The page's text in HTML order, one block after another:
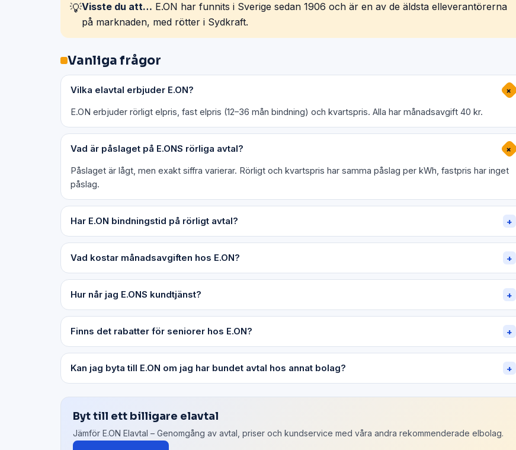
💡Visste du att… E.ON har funnits i Sverige sedan 1906 och är en av de äldsta elleverantörerna
på marknaden, med rötter i Sydkraft.
Vanliga frågor
Vilka elavtal erbjuder E.ON? +
E.ON erbjuder rörligt elpris, fast elpris (12–36 mån bindning) och kvartspris. Alla har månadsavgift 40 kr.
Vad är påslaget på E.ONS rörliga avtal? +
Påslaget är lågt, men exakt siffra varierar. Rörligt och kvartspris har samma påslag per kWh, fastpris har inget
påslag.
Har E.ON bindningstid på rörligt avtal? +
Vad kostar månadsavgiften hos E.ON? +
Hur når jag E.ONS kundtjänst? +
Finns det rabatter för seniorer hos E.ON? +
Kan jag byta till E.ON om jag har bundet avtal hos annat bolag? +
Byt till ett billigare elavtal
Jämför E.ON Elavtal – Genomgång av avtal, priser och kundservice med våra andra rekommenderade elbolag.